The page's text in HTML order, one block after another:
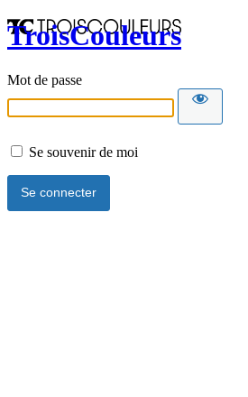
TroisCouleurs
Mot de passe
Se souvenir de moi